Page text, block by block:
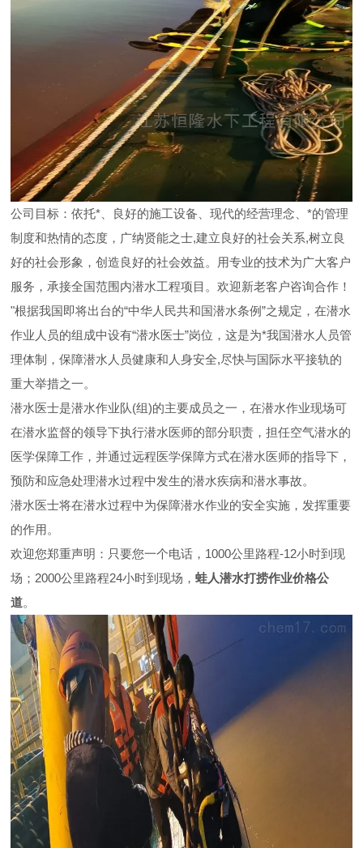
公司目标：依托*、良好的施工设备、现代的经营理念、*的管理
制度和热情的态度，广纳贤能之士,建立良好的社会关系,树立良
好的社会形象，创造良好的社会效益。用专业的技术为广大客户
服务，承接全国范围内潜水工程项目。欢迎新老客户咨询合作！
"根据我国即将出台的“中华人民共和国潜水条例”之规定，在潜水
作业人员的组成中设有“潜水医士”岗位，这是为*我国潜水人员管
理体制，保障潜水人员健康和人身安全,尽快与国际水平接轨的
重大举措之一。
潜水医士是潜水作业队(组)的主要成员之一，在潜水作业现场可
在潜水监督的领导下执行潜水医师的部分职责，担任空气潜水的
医学保障工作，并通过远程医学保障方式在潜水医师的指导下，
预防和应急处理潜水过程中发生的潜水疾病和潜水事故。
潜水医士将在潜水过程中为保障潜水作业的安全实施，发挥重要
的作用。
欢迎您郑重声明：只要您一个电话，1000公里路程-12小时到现
场；2000公里路程24小时到现场，蛙人潜水打捞作业价格公
道。